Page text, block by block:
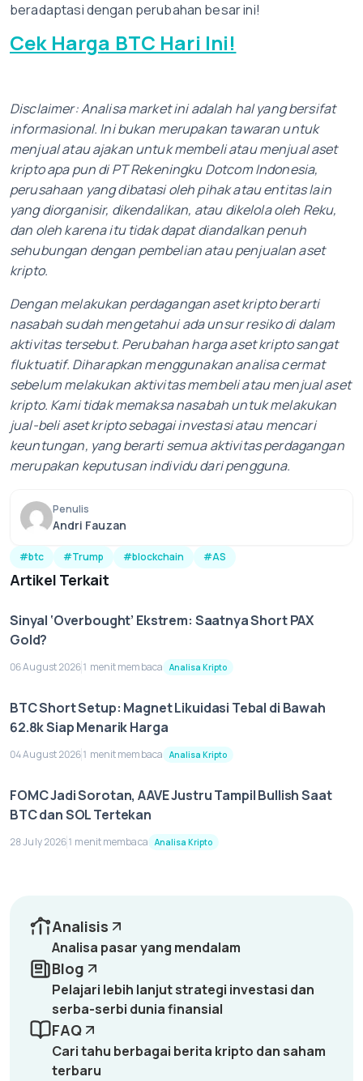
beradaptasi dengan perubahan besar ini!
Cek Harga BTC Hari Ini!
Disclaimer: Analisa market ini adalah hal yang bersifat
informasional. Ini bukan merupakan tawaran untuk
menjual atau ajakan untuk membeli atau menjual aset
kripto apa pun di PT Rekeningku Dotcom Indonesia,
perusahaan yang dibatasi oleh pihak atau entitas lain
yang diorganisir, dikendalikan, atau dikelola oleh Reku,
dan oleh karena itu tidak dapat diandalkan penuh
sehubungan dengan pembelian atau penjualan aset
kripto.
Dengan melakukan perdagangan aset kripto berarti
nasabah sudah mengetahui ada unsur resiko di dalam
aktivitas tersebut. Perubahan harga aset kripto sangat
fluktuatif. Diharapkan menggunakan analisa cermat
sebelum melakukan aktivitas membeli atau menjual aset
kripto. Kami tidak memaksa nasabah untuk melakukan
jual-beli aset kripto sebagai investasi atau mencari
keuntungan, yang berarti semua aktivitas perdagangan
merupakan keputusan individu dari pengguna.
Penulis
Andri Fauzan
#btc #Trump #blockchain #AS
Artikel Terkait
Sinyal ‘Overbought’ Ekstrem: Saatnya Short PAX
Gold?
06 August 20261 menit membaca Analisa Kripto
BTC Short Setup: Magnet Likuidasi Tebal di Bawah
62.8k Siap Menarik Harga
04 August 20261 menit membaca Analisa Kripto
FOMC Jadi Sorotan, AAVE Justru Tampil Bullish Saat
BTC dan SOL Tertekan
28 July 20261 menit membaca Analisa Kripto
Analisis
Analisa pasar yang mendalam
Blog
Pelajari lebih lanjut strategi investasi dan
serba-serbi dunia finansial
FAQ
Cari tahu berbagai berita kripto dan saham
terbaru